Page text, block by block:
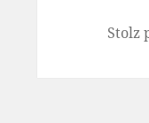
Stolz